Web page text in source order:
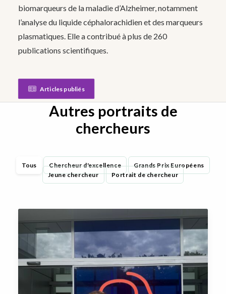
biomarqueurs de la maladie d’Alzheimer, notamment
l’analyse du liquide céphalorachidien et des marqueurs
plasmatiques. Elle a contribué à plus de 260
publications scientifiques.
Articles publiés
Autres portraits de
chercheurs
Tous Chercheur d'excellence
Grands Prix Européens
Jeune chercheur
Portrait de chercheur